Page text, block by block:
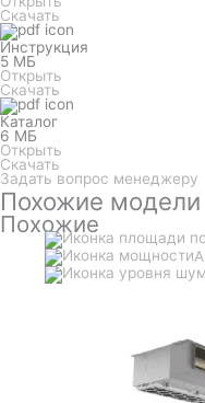
Скачать
Инструкция
5 МБ
Открыть
Скачать
Каталог
6 МБ
Открыть
Скачать
Задать вопрос менеджеру
Похожие модели
Похожие
A